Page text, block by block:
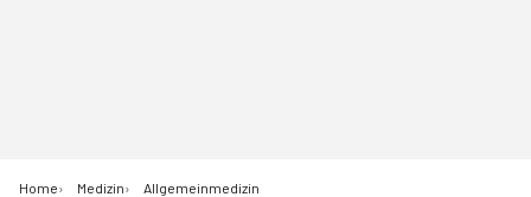
Home Medizin
Allgemeinmedizin